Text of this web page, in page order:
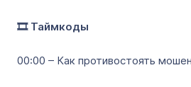
🎞️ Таймкоды
00:00 – Как противостоять